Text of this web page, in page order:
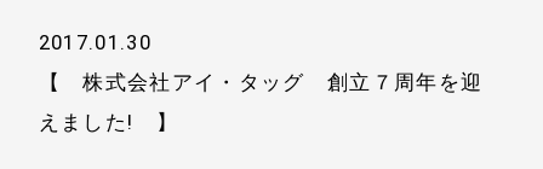
2017.01.30
【 株式会社アイ・タッグ 創立７周年を迎
えました! 】